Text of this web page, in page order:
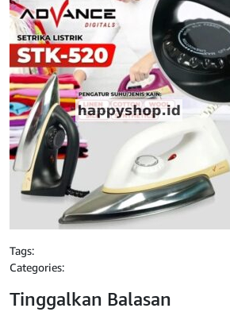
Tags:
Categories:
Tinggalkan Balasan